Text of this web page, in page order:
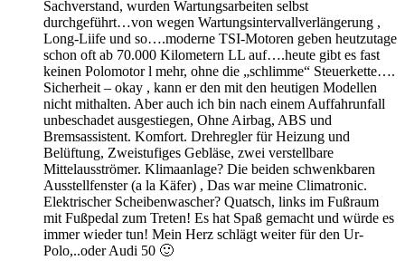
Sachverstand, wurden Wartungsarbeiten selbst
durchgeführt…von wegen Wartungsintervallverlängerung ,
Long-Liife und so….moderne TSI-Motoren geben heutzutage
schon oft ab 70.000 Kilometern LL auf….heute gibt es fast
keinen Polomotor l mehr, ohne die „schlimme“ Steuerkette….
Sicherheit – okay , kann er den mit den heutigen Modellen
nicht mithalten. Aber auch ich bin nach einem Auffahrunfall
unbeschadet ausgestiegen, Ohne Airbag, ABS und
Bremsassistent. Komfort. Drehregler für Heizung und
Belüftung, Zweistufiges Gebläse, zwei verstellbare
Mittelausströmer. Klimaanlage? Die beiden schwenkbaren
Ausstellfenster (a la Käfer) , Das war meine Climatronic.
Elektrischer Scheibenwascher? Quatsch, links im Fußraum
mit Fußpedal zum Treten! Es hat Spaß gemacht und würde es
immer wieder tun! Mein Herz schlägt weiter für den Ur-
Polo,..oder Audi 50 🙂